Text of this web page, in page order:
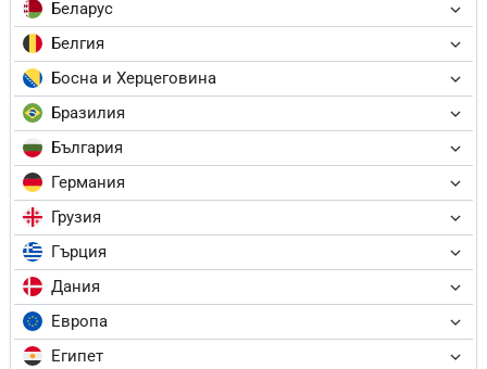
Беларус
Белгия
Босна и Херцеговина
Бразилия
България
Германия
Грузия
Гърция
Дания
Европа
Египет